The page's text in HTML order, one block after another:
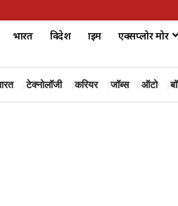
भारत विदेश क्राइम एक्सप्लोर मोर
टेक्नोलॉजी करियर जॉब्स ऑटो